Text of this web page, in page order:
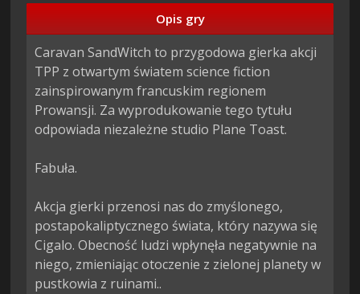
Opis gry
Caravan SandWitch to przygodowa gierka akcji
TPP z otwartym światem science fiction
zainspirowanym francuskim regionem
Prowansji. Za wyprodukowanie tego tytułu
odpowiada niezależne studio Plane Toast.
Fabuła.
Akcja gierki przenosi nas do zmyślonego,
postapokaliptycznego świata, który nazywa się
Cigalo. Obecność ludzi wpłynęła negatywnie na
niego, zmieniając otoczenie z zielonej planety w
pustkowia z ruinami..